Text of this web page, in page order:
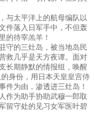
太平洋上的航母编队以
件落入日军手中，不但轰
的待宰羔羊！
的三灶岛，被当地岛民
救几乎是天方夜谭。面对
长期静默的情报组，唤醒
身份，用日本天皇皇宫侍
件为由，渗透进三灶岛！
为助手协助武穆一郎取
留守处的见习女军医叶碧